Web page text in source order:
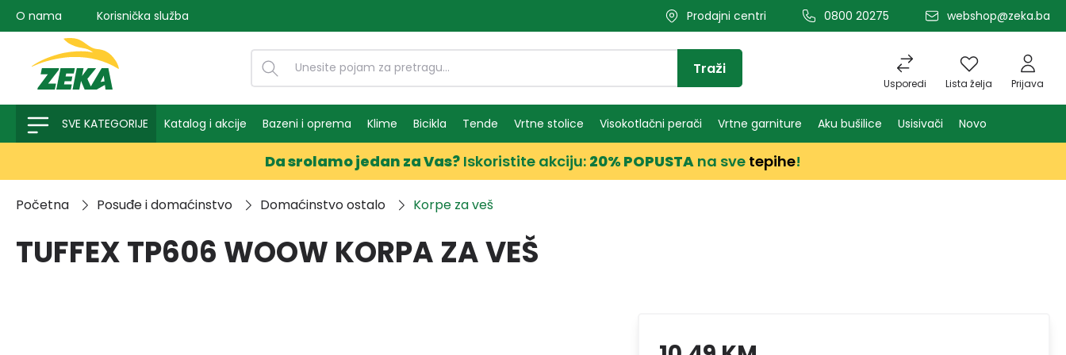
pretragu Preskoči na glavnu navigaciju
O nama Korisnička služba Prodajni centri 0800 20275 webshop@zeka.ba
Usporedi Lista želja Prijava
Traži
SVE KATEGORIJE Katalog i akcije Bazeni i oprema Klime Bicikla Tende Vrtne stolice Visokotlačni perači Vrtne garniture Aku bušilice Usisivači Novo
Da srolamo jedan za Vas? Iskoristite akciju: 20% POPUSTA na sve tepihe!
Početna Posuđe i domaćinstvo Domaćinstvo ostalo Korpe za veš
TUFFEX TP606 WOOW KORPA ZA VEŠ